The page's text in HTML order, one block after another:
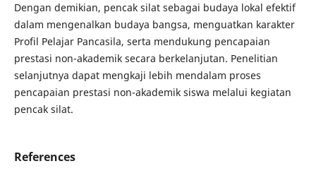
Dengan demikian, pencak silat sebagai budaya lokal efektif
dalam mengenalkan budaya bangsa, menguatkan karakter
Profil Pelajar Pancasila, serta mendukung pencapaian
prestasi non-akademik secara berkelanjutan. Penelitian
selanjutnya dapat mengkaji lebih mendalam proses
pencapaian prestasi non-akademik siswa melalui kegiatan
pencak silat.
References